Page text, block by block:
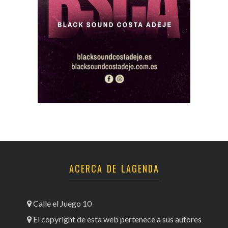
ACERCA DE LAGENDA
Calle el Juego 10
El copyright de esta web pertenece a sus autores